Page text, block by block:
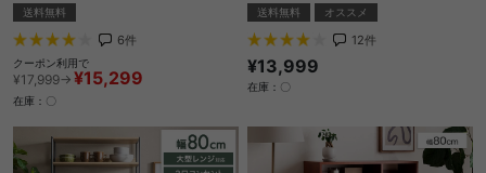
送料無料
6件
クーポン利用で
¥17,999→ ¥15,299
在庫：〇
送料無料 オススメ
12件
¥13,999
在庫：〇